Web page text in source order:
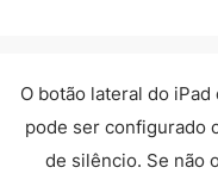
O botão lateral do
pode ser configurado
de silêncio. Se não